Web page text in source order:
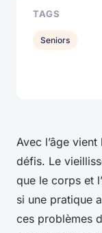
Avec l’âge
défis. Le
que le corps et
si une pratique
ces problèmes
TAGS
Seniors